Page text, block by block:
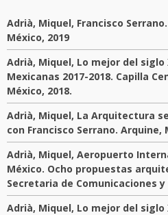
Adrià, Miquel, Francisco
México, 2019
Adrià, Miquel, Lo mejor del
Mexicanas 2017-2018. Capilla
México, 2018.
Adrià, Miquel, La Arquitectura
con Francisco Serrano. Arquine,
Adrià, Miquel, Aeropuerto
México. Ocho propuestas
Secretaria de Comunicaciones
Adrià, Miquel, Lo mejor del siglo